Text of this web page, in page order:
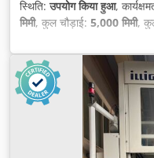
स्थिति:उपयोग किया हुआ,
मिमी, कुल चौड़ाई: 5,000 मिमी,